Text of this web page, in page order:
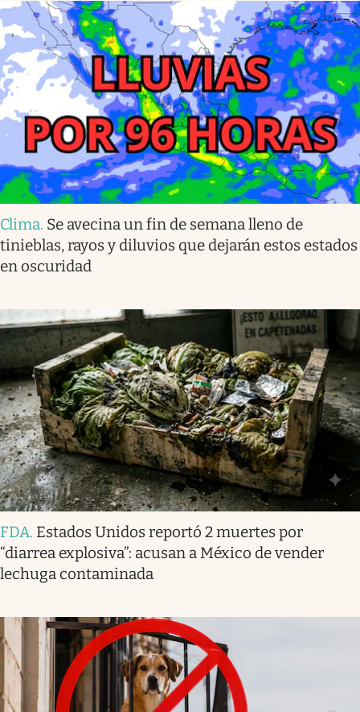
Clima. Se avecina un fin de semana lleno de
tinieblas, rayos y diluvios que dejarán estos estados
en oscuridad
FDA. Estados Unidos reportó 2 muertes por
“diarrea explosiva”: acusan a México de vender
lechuga contaminada